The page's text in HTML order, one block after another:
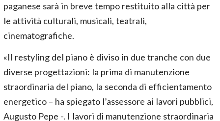
paganese sarà in breve tempo restituito alla città per
le attività culturali, musicali, teatrali,
cinematografiche.
«Il restyling del piano è diviso in due tranche con due
diverse progettazioni: la prima di manutenzione
straordinaria del piano, la seconda di efficientamento
energetico – ha spiegato l’assessore ai lavori pubblici,
Augusto Pepe -. I lavori di manutenzione straordinaria